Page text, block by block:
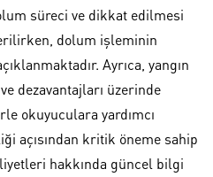
süreci ve dikkat edilmesi
dolum işleminin
Ayrıca, yangın
dezavantajları üzerinde
okuyuculara yardımcı
açısından kritik öneme sahip
hakkında güncel bilgi